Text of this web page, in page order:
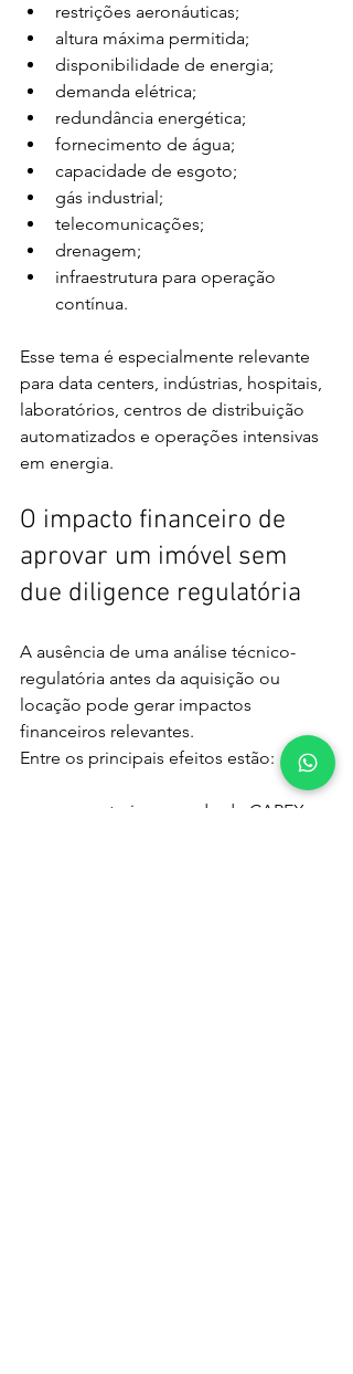
restrições aeronáuticas;
altura máxima permitida;
disponibilidade de energia;
demanda elétrica;
redundância energética;
fornecimento de água;
capacidade de esgoto;
gás industrial;
telecomunicações;
drenagem;
infraestrutura para operação
contínua.
Esse tema é especialmente relevante
para data centers, indústrias, hospitais,
laboratórios, centros de distribuição
automatizados e operações intensivas
em energia.
O impacto financeiro de
aprovar um imóvel sem
due diligence regulatória
A ausência de uma análise técnico-
regulatória antes da aquisição ou
locação pode gerar impactos
financeiros relevantes.
Entre os principais efeitos estão:
aumento inesperado de CAPEX;